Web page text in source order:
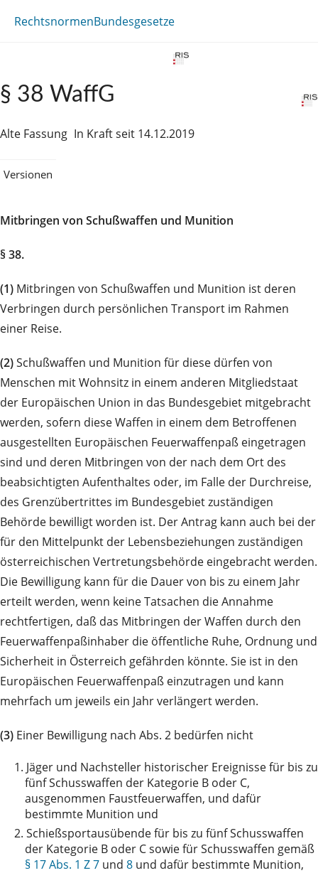
RechtsnormenBundesgesetze
§ 38 WaffG
Alte Fassung In Kraft seit 14.12.2019
Versionen
Mitbringen von Schußwaffen und Munition
§ 38.
(1) Mitbringen von Schußwaffen und Munition ist deren
Verbringen durch persönlichen Transport im Rahmen
einer Reise.
(2)Schußwaffen und Munition für diese dürfen von
Menschen mit Wohnsitz in einem anderen Mitgliedstaat
der Europäischen Union in das Bundesgebiet mitgebracht
werden, sofern diese Waffen in einem dem Betroffenen
ausgestellten Europäischen Feuerwaffenpaß eingetragen
sind und deren Mitbringen von der nach dem Ort des
beabsichtigten Aufenthaltes oder, im Falle der Durchreise,
des Grenzübertrittes im Bundesgebiet zuständigen
Behörde bewilligt worden ist. Der Antrag kann auch bei der
für den Mittelpunkt der Lebensbeziehungen zuständigen
österreichischen Vertretungsbehörde eingebracht werden.
Die Bewilligung kann für die Dauer von bis zu einem Jahr
erteilt werden, wenn keine Tatsachen die Annahme
rechtfertigen, daß das Mitbringen der Waffen durch den
Feuerwaffenpaßinhaber die öffentliche Ruhe, Ordnung und
Sicherheit in Österreich gefährden könnte. Sie ist in den
Europäischen Feuerwaffenpaß einzutragen und kann
mehrfach um jeweils ein Jahr verlängert werden.
(3) Einer Bewilligung nach Abs. 2 bedürfen nicht
1. Jäger und Nachsteller historischer Ereignisse für bis zu
fünf Schusswaffen der Kategorie B oder C,
ausgenommen Faustfeuerwaffen, und dafür
bestimmte Munition und
2. Schießsportausübende für bis zu fünf Schusswaffen
der Kategorie B oder C sowie für Schusswaffen gemäß
§ 17 Abs. 1 Z 7 und 8 und dafür bestimmte Munition,